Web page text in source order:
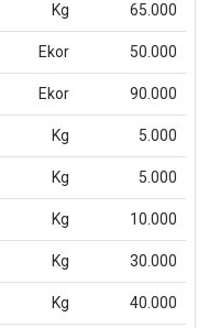
Kg 65.000
Ekor 50.000
Ekor 90.000
Kg 5.000
Kg 5.000
Kg 10.000
Kg 30.000
Kg 40.000